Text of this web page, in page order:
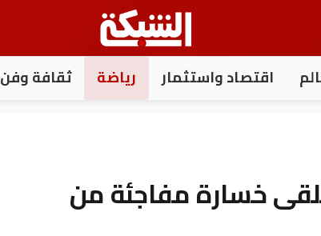
اقتصاد واستثمار رياضة ثقافة وفن
خسارة مفاجئة من